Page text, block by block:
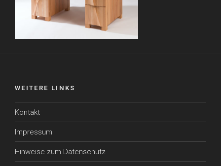
WEITERE LINKS
Kontakt
Impressum
Hinweise zum Datenschutz